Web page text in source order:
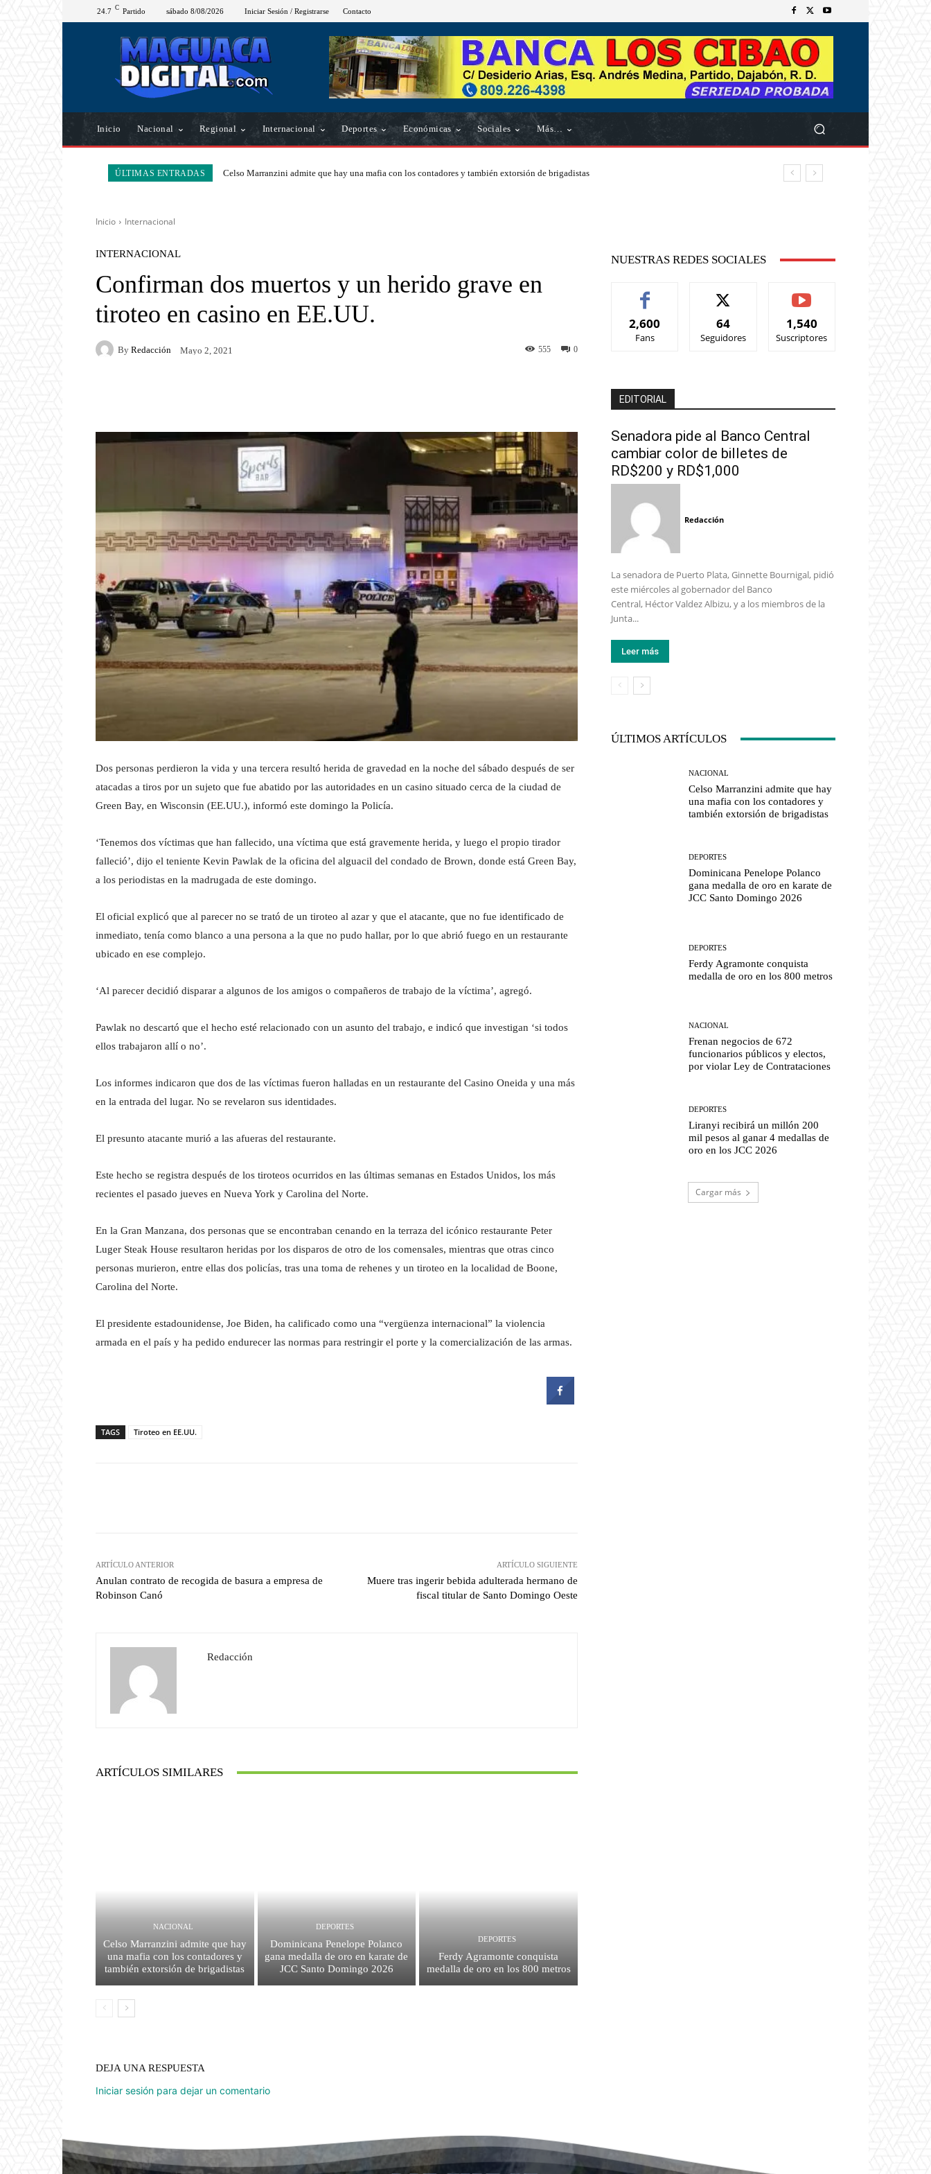
24.7 C Partido sábado 8/08/2026 Iniciar Sesión / Registrarse Contacto
Inicio Nacional Regional Internacional Deportes Económicas Sociales Más…
ÚLTIMAS ENTRADAS Celso Marranzini admite que hay una mafia con los contadores y también extorsión de brigadistas
Inicio Internacional
INTERNACIONAL
Confirman dos muertos y un herido grave en
tiroteo en casino en EE.UU.
By Redacción Mayo 2, 2021 0
555
Dos personas perdieron la vida y una tercera resultó herida de gravedad en la noche del sábado después de ser
atacadas a tiros por un sujeto que fue abatido por las autoridades en un casino situado cerca de la ciudad de
Green Bay, en Wisconsin (EE.UU.), informó este domingo la Policía.
‘Tenemos dos víctimas que han fallecido, una víctima que está gravemente herida, y luego el propio tirador
falleció’, dijo el teniente Kevin Pawlak de la oficina del alguacil del condado de Brown, donde está Green Bay,
a los periodistas en la madrugada de este domingo.
El oficial explicó que al parecer no se trató de un tiroteo al azar y que el atacante, que no fue identificado de
inmediato, tenía como blanco a una persona a la que no pudo hallar, por lo que abrió fuego en un restaurante
ubicado en ese complejo.
‘Al parecer decidió disparar a algunos de los amigos o compañeros de trabajo de la víctima’, agregó.
Pawlak no descartó que el hecho esté relacionado con un asunto del trabajo, e indicó que investigan ‘si todos
ellos trabajaron allí o no’.
Los informes indicaron que dos de las víctimas fueron halladas en un restaurante del Casino Oneida y una más
en la entrada del lugar. No se revelaron sus identidades.
El presunto atacante murió a las afueras del restaurante.
Este hecho se registra después de los tiroteos ocurridos en las últimas semanas en Estados Unidos, los más
recientes el pasado jueves en Nueva York y Carolina del Norte.
En la Gran Manzana, dos personas que se encontraban cenando en la terraza del icónico restaurante Peter
Luger Steak House resultaron heridas por los disparos de otro de los comensales, mientras que otras cinco
personas murieron, entre ellas dos policías, tras una toma de rehenes y un tiroteo en la localidad de Boone,
Carolina del Norte.
El presidente estadounidense, Joe Biden, ha calificado como una “vergüenza internacional” la violencia
armada en el país y ha pedido endurecer las normas para restringir el porte y la comercialización de las armas.
TAGS Tiroteo en EE.UU.
ARTÍCULO ANTERIOR
Anulan contrato de recogida de basura a empresa de
Robinson Canó
ARTÍCULO SIGUIENTE
Muere tras ingerir bebida adulterada hermano de
fiscal titular de Santo Domingo Oeste
Redacción
ARTÍCULOS SIMILARES
NACIONAL
Celso Marranzini admite que hay
una mafia con los contadores y
también extorsión de brigadistas
DEPORTES
Dominicana Penelope Polanco
gana medalla de oro en karate de
JCC Santo Domingo 2026
DEPORTES
Ferdy Agramonte conquista
medalla de oro en los 800 metros
DEJA UNA RESPUESTA
Iniciar sesión para dejar un comentario
NUESTRAS REDES SOCIALES
2,600
Fans
64
Seguidores
1,540
Suscriptores
EDITORIAL
Senadora pide al Banco Central
cambiar color de billetes de
RD$200 y RD$1,000
Redacción
La senadora de Puerto Plata, Ginnette Bournigal, pidió
este miércoles al gobernador del Banco
Central, Héctor Valdez Albizu, y a los miembros de la
Junta...
Leer más
ÚLTIMOS ARTÍCULOS
NACIONAL
Celso Marranzini admite que hay
una mafia con los contadores y
también extorsión de brigadistas
DEPORTES
Dominicana Penelope Polanco
gana medalla de oro en karate de
JCC Santo Domingo 2026
DEPORTES
Ferdy Agramonte conquista
medalla de oro en los 800 metros
NACIONAL
Frenan negocios de 672
funcionarios públicos y electos,
por violar Ley de Contrataciones
DEPORTES
Liranyi recibirá un millón 200
mil pesos al ganar 4 medallas de
oro en los JCC 2026
Cargar más